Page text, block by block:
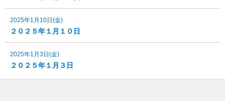
2025年1月10日(金)
２０２５年１月１０日
2025年1月3日(金)
２０２５年１月３日